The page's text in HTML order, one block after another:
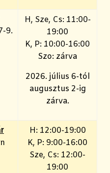
9.
H, Sze, Cs: 11:00-
19:00
K, P: 10:00-16:00
Szo: zárva
2026. július 6-tól
augusztus 2-ig
zárva.
H: 12:00-19:00
K, P: 9:00-16:00
Sze, Cs: 12:00-
19:00